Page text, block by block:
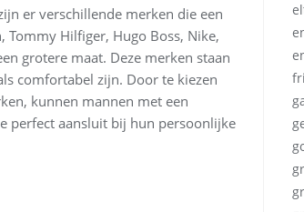
er verschillende merken die een
Tommy Hilfiger, Hugo Boss, Nike,
grotere maat. Deze merken staan
comfortabel zijn. Door te kiezen
kunnen mannen met een
perfect aansluit bij hun persoonlijke